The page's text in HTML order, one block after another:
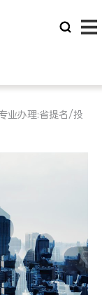
业办理:省提名/投